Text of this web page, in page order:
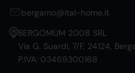
bergamo@ital-home.it
BERGOMUM 2008 SRL
Via G. Suardi, 7/F, 24124,
P.IVA: 03469300168